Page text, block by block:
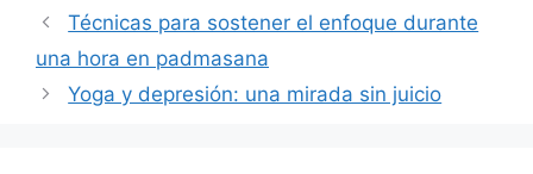
Técnicas para sostener el enfoque durante
una hora en padmasana
Yoga y depresión: una mirada sin juicio